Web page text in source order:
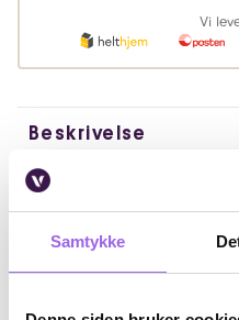
Samtykke
Vi
Beskrivelse
Bruk
Fordeler